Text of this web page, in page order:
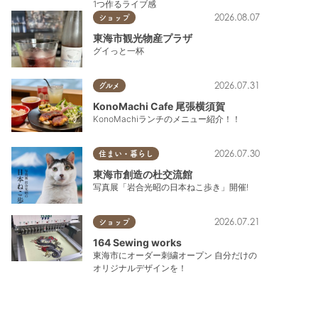
1つ作るライブ感
ショップ 2026.08.07
東海市観光物産プラザ
グイっと一杯
グルメ 2026.07.31
KonoMachi Cafe 尾張横須賀
KonoMachiランチのメニュー紹介！！
住まい・暮らし 2026.07.30
東海市創造の杜交流館
写真展「岩合光昭の日本ねこ歩き」開催!
ショップ 2026.07.21
164 Sewing works
東海市にオーダー刺繍オープン 自分だけの
オリジナルデザインを！